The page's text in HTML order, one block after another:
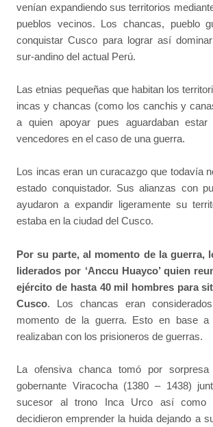
venían expandiendo sus territorios
pueblos vecinos. Los chancas, pueblo
conquistar Cusco para lograr así
sur-andino del actual Perú.
Las etnias pequeñas que habitan los
incas y chancas (como los canchis y
a quien apoyar pues aguardaban
vencedores en el caso de una guerra.
Los incas eran un curacazgo que todavía
estado conquistador. Sus alianzas con
ayudaron a expandir ligeramente su
estaba en la ciudad del Cusco.
Por su parte, al momento de la guerra,
liderados por ‘Anccu Huayco’ quien
ejército de hasta 40 mil hombres para
Cusco. Los chancas eran
momento de la guerra. Esto en base a
realizaban con los prisioneros de guerras.
La ofensiva chanca tomó por
gobernante Viracocha (1380 – 1438)
sucesor al trono Inca Urco así como
decidieron emprender la huida dejando a